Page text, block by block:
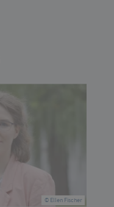
© Ellen Fischer